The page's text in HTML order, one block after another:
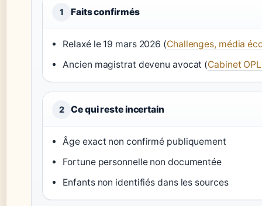
1 Faits confirmés
Relaxé le 19 mars 2026 (Challenges, média
Ancien magistrat devenu avocat (Cabinet
2 Ce qui reste incertain
Âge exact non confirmé publiquement
Fortune personnelle non documentée
Enfants non identifiés dans les sources